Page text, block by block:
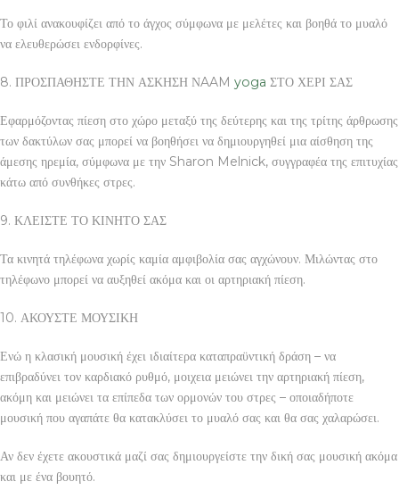
Το φιλί ανακουφίζει από το άγχος σύμφωνα με μελέτες και βοηθά το μυαλό
να ελευθερώσει ενδορφίνες.
8. ΠΡΟΣΠΑΘΗΣΤΕ ΤΗΝ ΑΣΚΗΣΗ ΝAAM yoga ΣΤΟ ΧΕΡΙ ΣΑΣ
Εφαρμόζοντας πίεση στο χώρο μεταξύ της δεύτερης και της τρίτης άρθρωσης
των δακτύλων σας μπορεί να βοηθήσει να δημιουργηθεί μια αίσθηση της
άμεσης ηρεμία, σύμφωνα με την Sharon Melnick, συγγραφέα της επιτυχίας
κάτω από συνθήκες στρες.
9. ΚΛΕΙΣΤΕ ΤΟ ΚΙΝΗΤΟ ΣΑΣ
Τα κινητά τηλέφωνα χωρίς καμία αμφιβολία σας αγχώνουν. Μιλώντας στο
τηλέφωνο μπορεί να αυξηθεί ακόμα και οι αρτηριακή πίεση.
10. ΑΚΟΥΣΤΕ ΜΟΥΣΙΚΗ
Ενώ η κλασική μουσική έχει ιδιαίτερα καταπραϋντική δράση – να
επιβραδύνει τον καρδιακό ρυθμό, μοιχεια μειώνει την αρτηριακή πίεση,
ακόμη και μειώνει τα επίπεδα των ορμονών του στρες – οποιαδήποτε
μουσική που αγαπάτε θα κατακλύσει το μυαλό σας και θα σας χαλαρώσει.
Αν δεν έχετε ακουστικά μαζί σας δημιουργείστε την δική σας μουσική ακόμα
και με ένα βουητό.